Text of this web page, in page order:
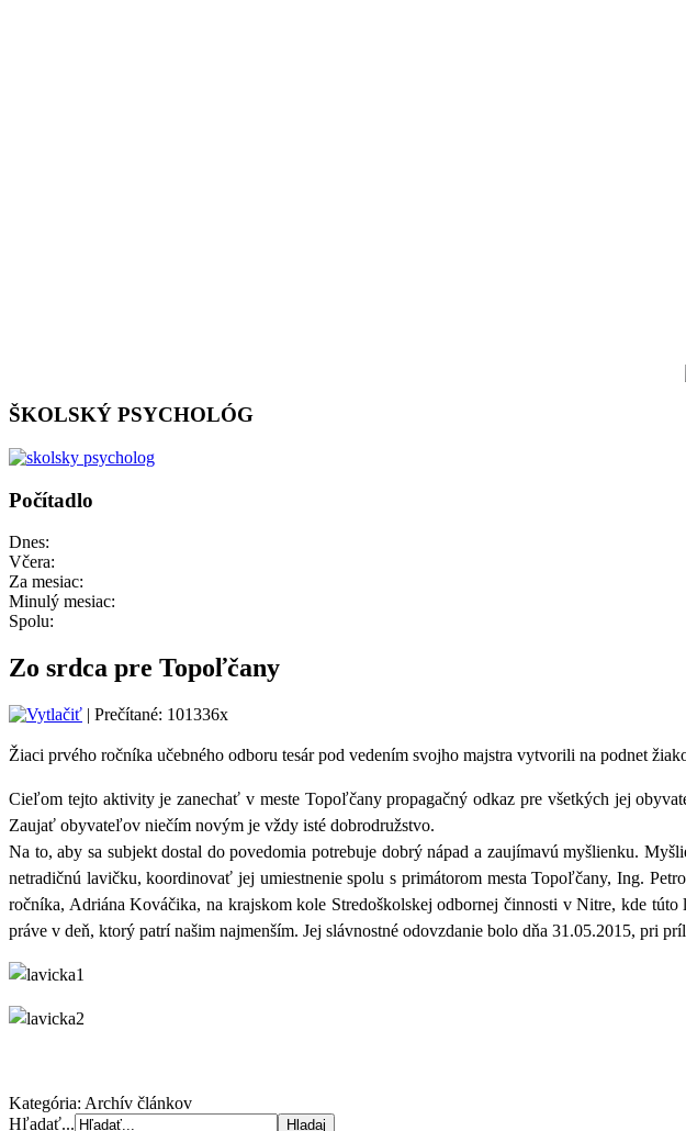
ŠKOLSKÝ PSYCHOLÓG
Počítadlo
Dnes:
Včera:
Za mesiac:
Minulý mesiac:
Spolu:
Zo srdca pre Topoľčany
| Prečítané: 101336x
Žiaci prvého ročníka učebného odboru tesár pod vedením svojho majstra vytvorili na podnet
Cieľom tejto aktivity je zanechať v meste Topoľčany propagačný odkaz pre všetkých jej
Zaujať obyvateľov niečím novým je vždy isté dobrodružstvo.
Na to, aby sa subjekt dostal do povedomia potrebuje dobrý nápad a zaujímavú myšlienku.
netradičnú lavičku, koordinovať jej umiestnenie spolu s primátorom mesta Topoľčany, Ing.
ročníka, Adriána Kováčika, na krajskom kole Stredoškolskej odbornej činnosti v Nitre, kde
práve v deň, ktorý patrí našim najmenším. Jej slávnostné odovzdanie bolo dňa 31.05.2015, pri
Kategória: Archív článkov
Hľadať...